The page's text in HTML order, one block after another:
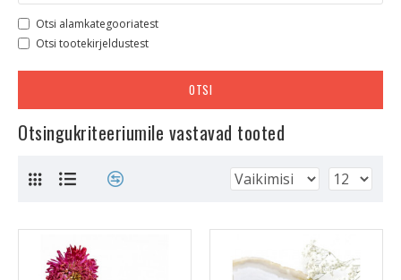
Otsi alamkategooriatest
Otsi tootekirjeldustest
OTSI
Otsingukriteeriumile vastavad tooted